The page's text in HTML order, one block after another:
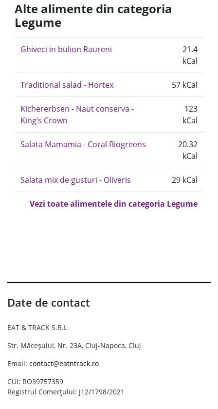
Alte alimente din categoria
Legume
Ghiveci in bulion Raureni
21.4
kCal
Traditional salad - Hortex 57 kCal
Kichererbsen - Naut conserva -
King‘s Crown
123
kCal
Salata Mamamia - Coral Biogreens
20.32
kCal
Salata mix de gusturi - Oliveris 29 kCal
Vezi toate alimentele din categoria Legume
Date de contact
EAT & TRACK S.R.L
Str. Măceșului, Nr. 23A, Cluj-Napoca, Cluj
Email: contact@eatntrack.ro
CUI: RO39757359
Registrul Comerțului: J12/1798/2021